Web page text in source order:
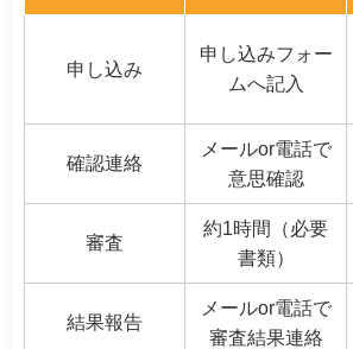
申し込み
申し込みフォー
ムへ記入
確認連絡
メールor電話で
意思確認
審査
約1時間（必要
書類）
結果報告
メールor電話で
審査結果連絡